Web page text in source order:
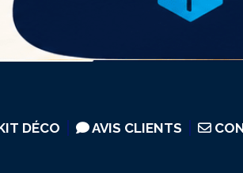
DÉCO AVIS CLIENTS